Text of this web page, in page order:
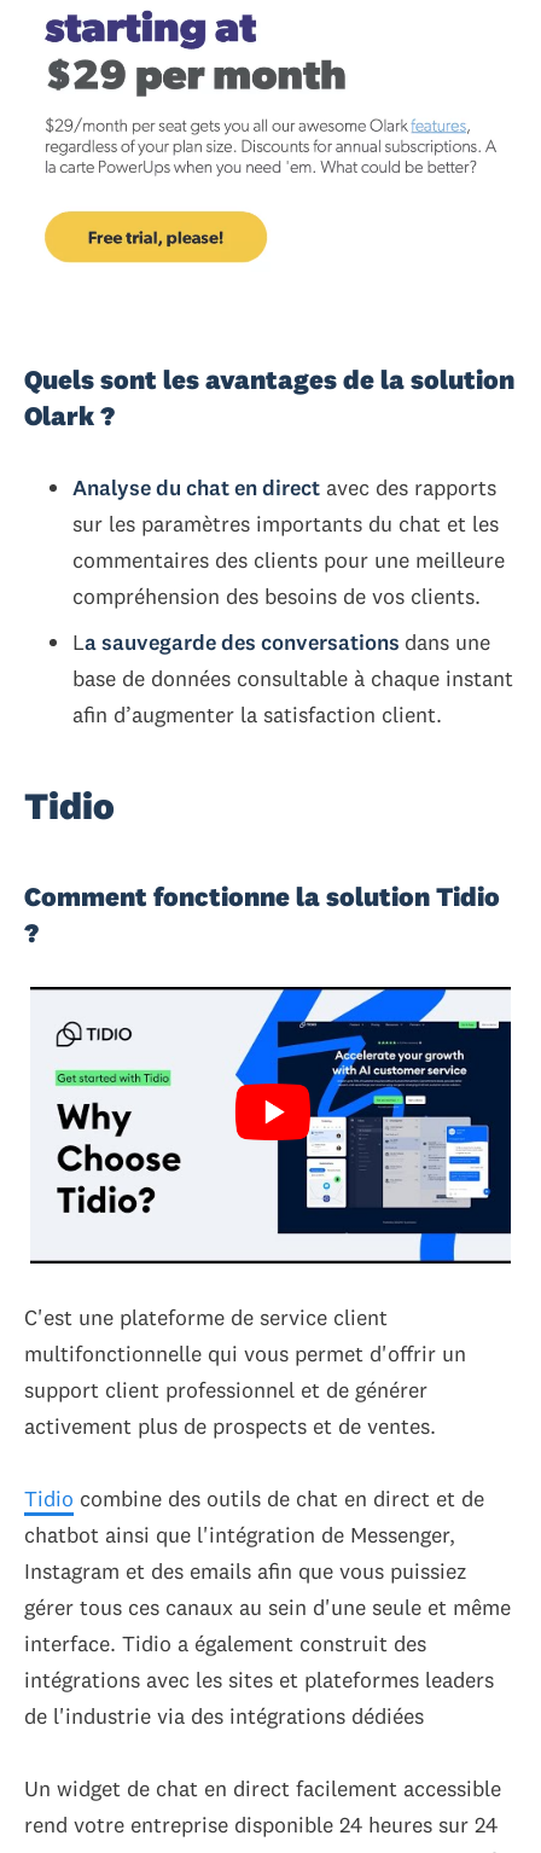
Quels sont les avantages de la solution
Olark ?
Analyse du chat en direct avec des rapports
sur les paramètres importants du chat et les
commentaires des clients pour une meilleure
compréhension des besoins de vos clients.
La sauvegarde des conversations dans une
base de données consultable à chaque instant
afin d’augmenter la satisfaction client.
Tidio
Comment fonctionne la solution Tidio
?
C'est une plateforme de service client
multifonctionnelle qui vous permet d'offrir un
support client professionnel et de générer
activement plus de prospects et de ventes.
Tidio combine des outils de chat en direct et de
chatbot ainsi que l'intégration de Messenger,
Instagram et des emails afin que vous puissiez
gérer tous ces canaux au sein d'une seule et même
interface. Tidio a également construit des
intégrations avec les sites et plateformes leaders
de l'industrie via des intégrations dédiées
Un widget de chat en direct facilement accessible
rend votre entreprise disponible 24 heures sur 24